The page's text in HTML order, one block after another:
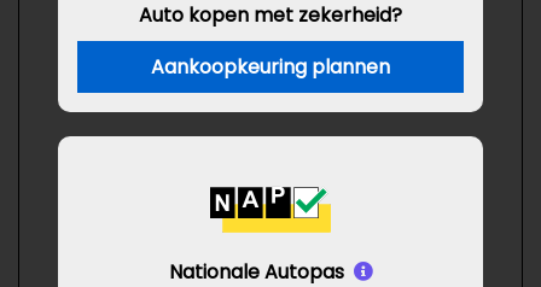
Auto kopen met zekerheid?
Aankoopkeuring plannen
Nationale Autopas